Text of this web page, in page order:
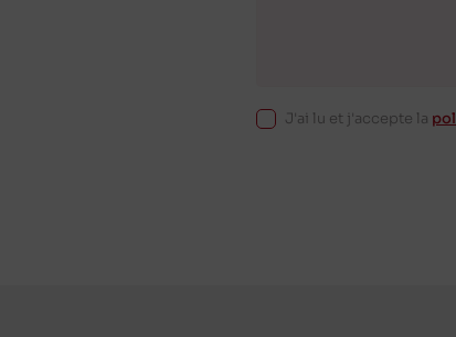
J'ai lu et j'accepte la